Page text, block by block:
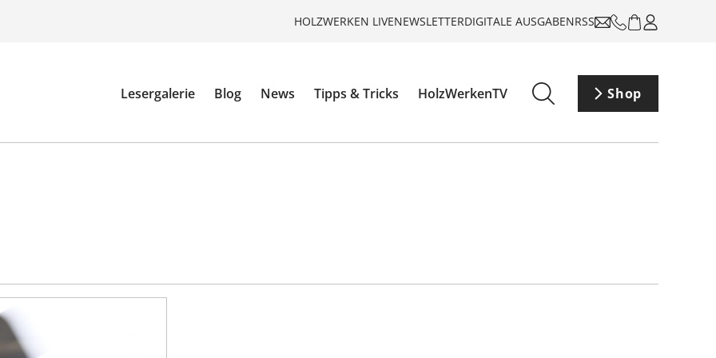
HOLZWERKEN LIVENEWSLETTERDIGITALE AUSGABENRSS
Lesergalerie Blog News Tipps & Tricks HolzWerkenTV Shop